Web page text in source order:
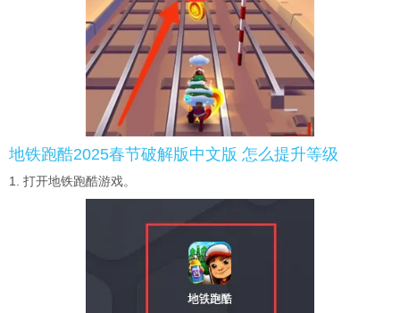
地铁跑酷2025春节破解版中文版 怎么提升等级
1. 打开地铁跑酷游戏。